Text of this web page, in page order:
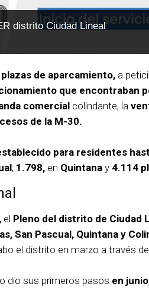
distrito Ciudad Lineal
de aparcamiento, a
que encontraban
comercial colindante, la
de la M-30.
para residentes
; 1.798, en Quintana y 4.114
el Pleno del distrito de Ciudad
San Pascual, Quintana y
el distrito en marzo a través
dio sus primeros pasos en